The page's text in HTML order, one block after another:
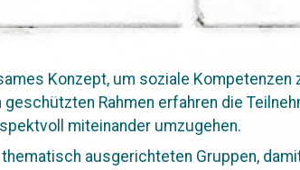
Konzept, um soziale
Rahmen erfahren die
miteinander umzugehen.
ausgerichteten Gruppen,